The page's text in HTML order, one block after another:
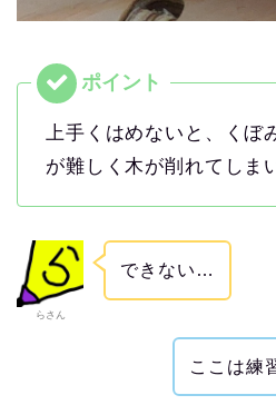
上手くはめないと、くぼ
が難しく木が削れてしま
らさん
できない…
ここは練